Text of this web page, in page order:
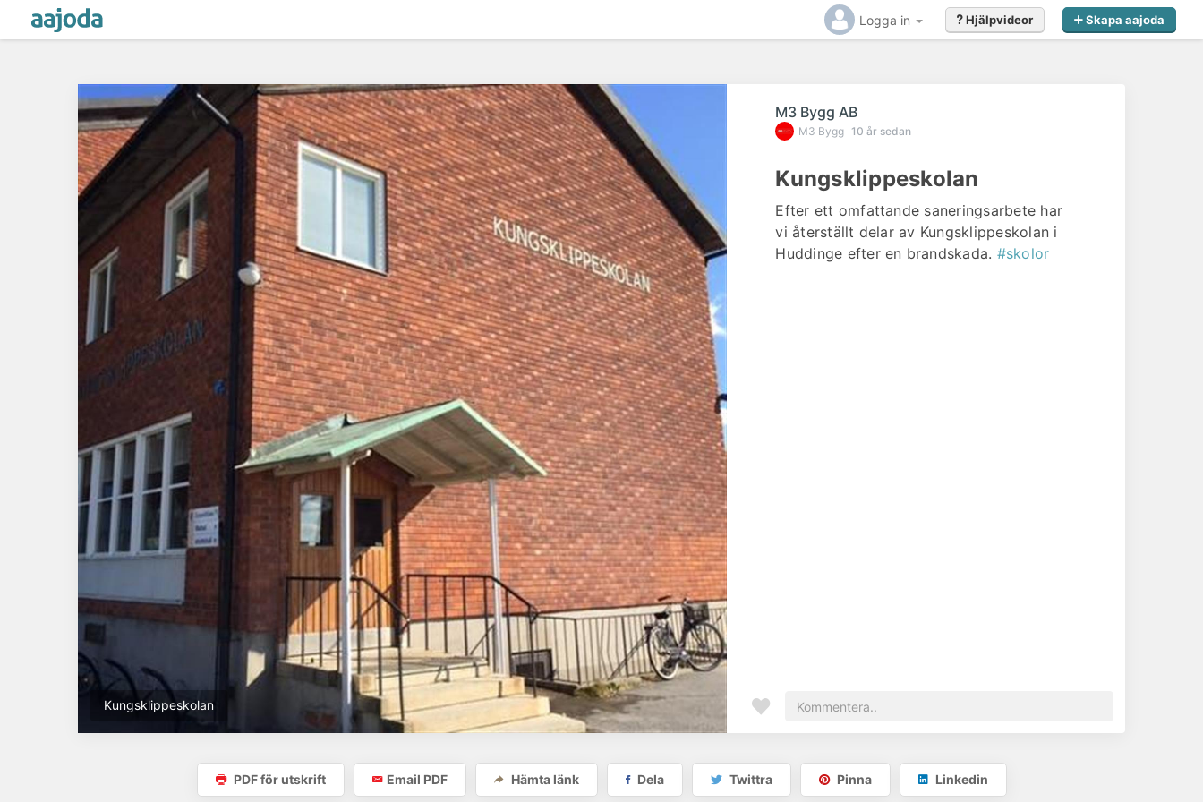
Logga in Skapa aajoda
Hjälpvideor
Kungsklippeskolan
M3 Bygg AB
M3 Bygg 10 år sedan
Kungsklippeskolan
Efter ett omfattande saneringsarbete har
vi återställt delar av Kungsklippeskolan i
Huddinge efter en brandskada. #skolor
PDF för utskrift Email PDF Hämta länk Dela Twittra Pinna Linkedin